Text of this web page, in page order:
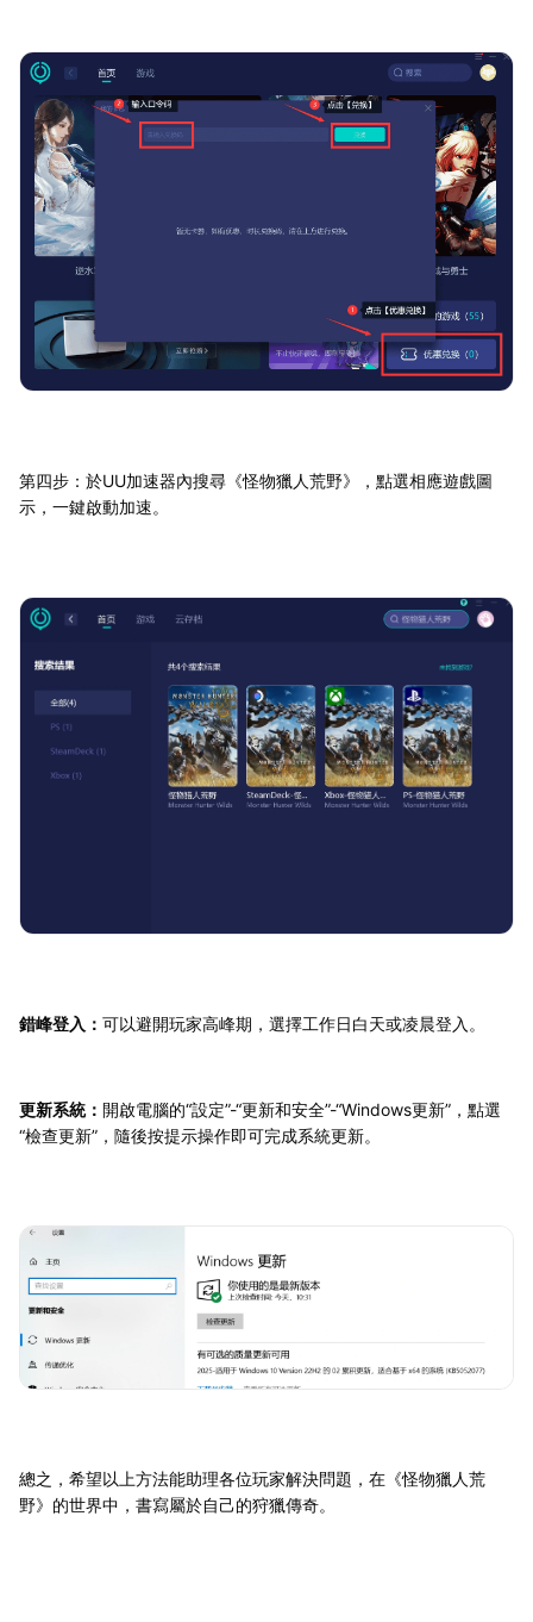
第四步：於UU加速器內搜尋《怪物獵人荒野》，點選相應遊戲圖
示，一鍵啟動加速。
錯峰登入： 可以避開玩家高峰期，選擇工作日白天或凌晨登入。
更新系統： 開啟電腦的“設定”-“更新和安全”-“Windows更新”，點選
“檢查更新”，隨後按提示操作即可完成系統更新。
總之，希望以上方法能助理各位玩家解決問題，在《怪物獵人荒
野》的世界中，書寫屬於自己的狩獵傳奇。